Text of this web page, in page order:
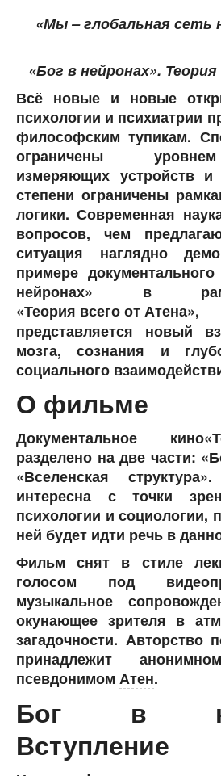
«Мы – глобальная сеть
«Бог в нейронах».
Всё новые и новые
психологии и психиатрии
философским тупикам.
ограничены
измеряющих устройств
степени ограничены
логики. Современная
вопросов, чем
ситуация наглядно
примере
нейронах» в
«Теория всего от Атена»,
представляется новый
мозга, сознания и
социального
О фильме
Документальное
разделено на две части:
«Вселенская
интересна с точки
психологии и социологии,
ней будет идти речь в
Фильм снят в стиле
голосом под
музыкальное
окунающее зрителя в
загадочности. Авторство
принадлежит
псевдонимом Атен.
Бог в
Вступление